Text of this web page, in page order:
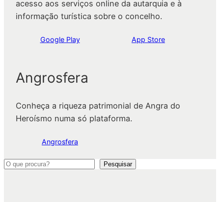
acesso aos serviços online da autarquia e à
informação turística sobre o concelho.
Google Play App Store
Angrosfera
Conheça a riqueza patrimonial de Angra do
Heroísmo numa só plataforma.
Angrosfera
P
Pesquisar